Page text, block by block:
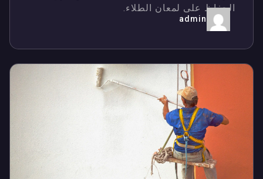
الحفاظ على لمعان الطلاء.
admin